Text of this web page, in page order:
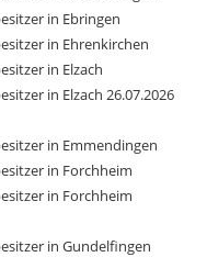
in Ebringen
in Ehrenkirchen
in Elzach
in Elzach 26.07.2026
in Emmendingen
in Forchheim
in Forchheim
in Gundelfingen